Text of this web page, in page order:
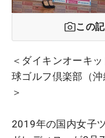
この
＜ダイキンオーキ
球ゴルフ倶楽部（
＞
2019年の国内女子